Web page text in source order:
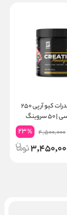
کراتین مونوهیدرات کیو آر پی ۲۵۰
4,500,000
23%